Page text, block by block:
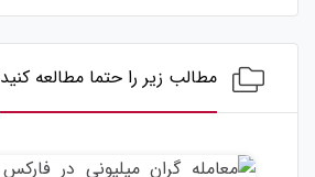
مطالب زیر را حتما مطالعه کنید